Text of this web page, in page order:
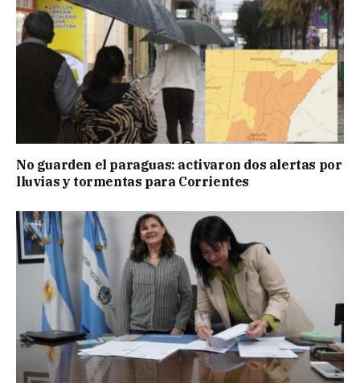
No guarden el paraguas: activaron dos alertas por
lluvias y tormentas para Corrientes